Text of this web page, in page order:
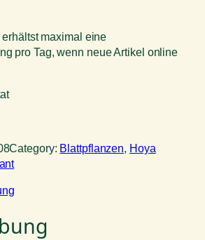
maximal eine
pro Tag, wenn neue Artikel online
Category: Blattpflanzen, Hoya